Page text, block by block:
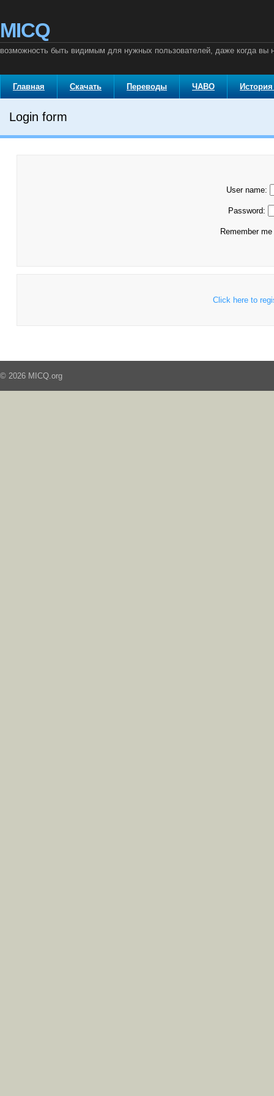
MICQ
возможность быть видимым для нужных пользователей, даже когда вы
Главная Скачать Переводы ЧАВО
Login form
User name:
Password:
Remember
Click here to
© 2026 MICQ.org